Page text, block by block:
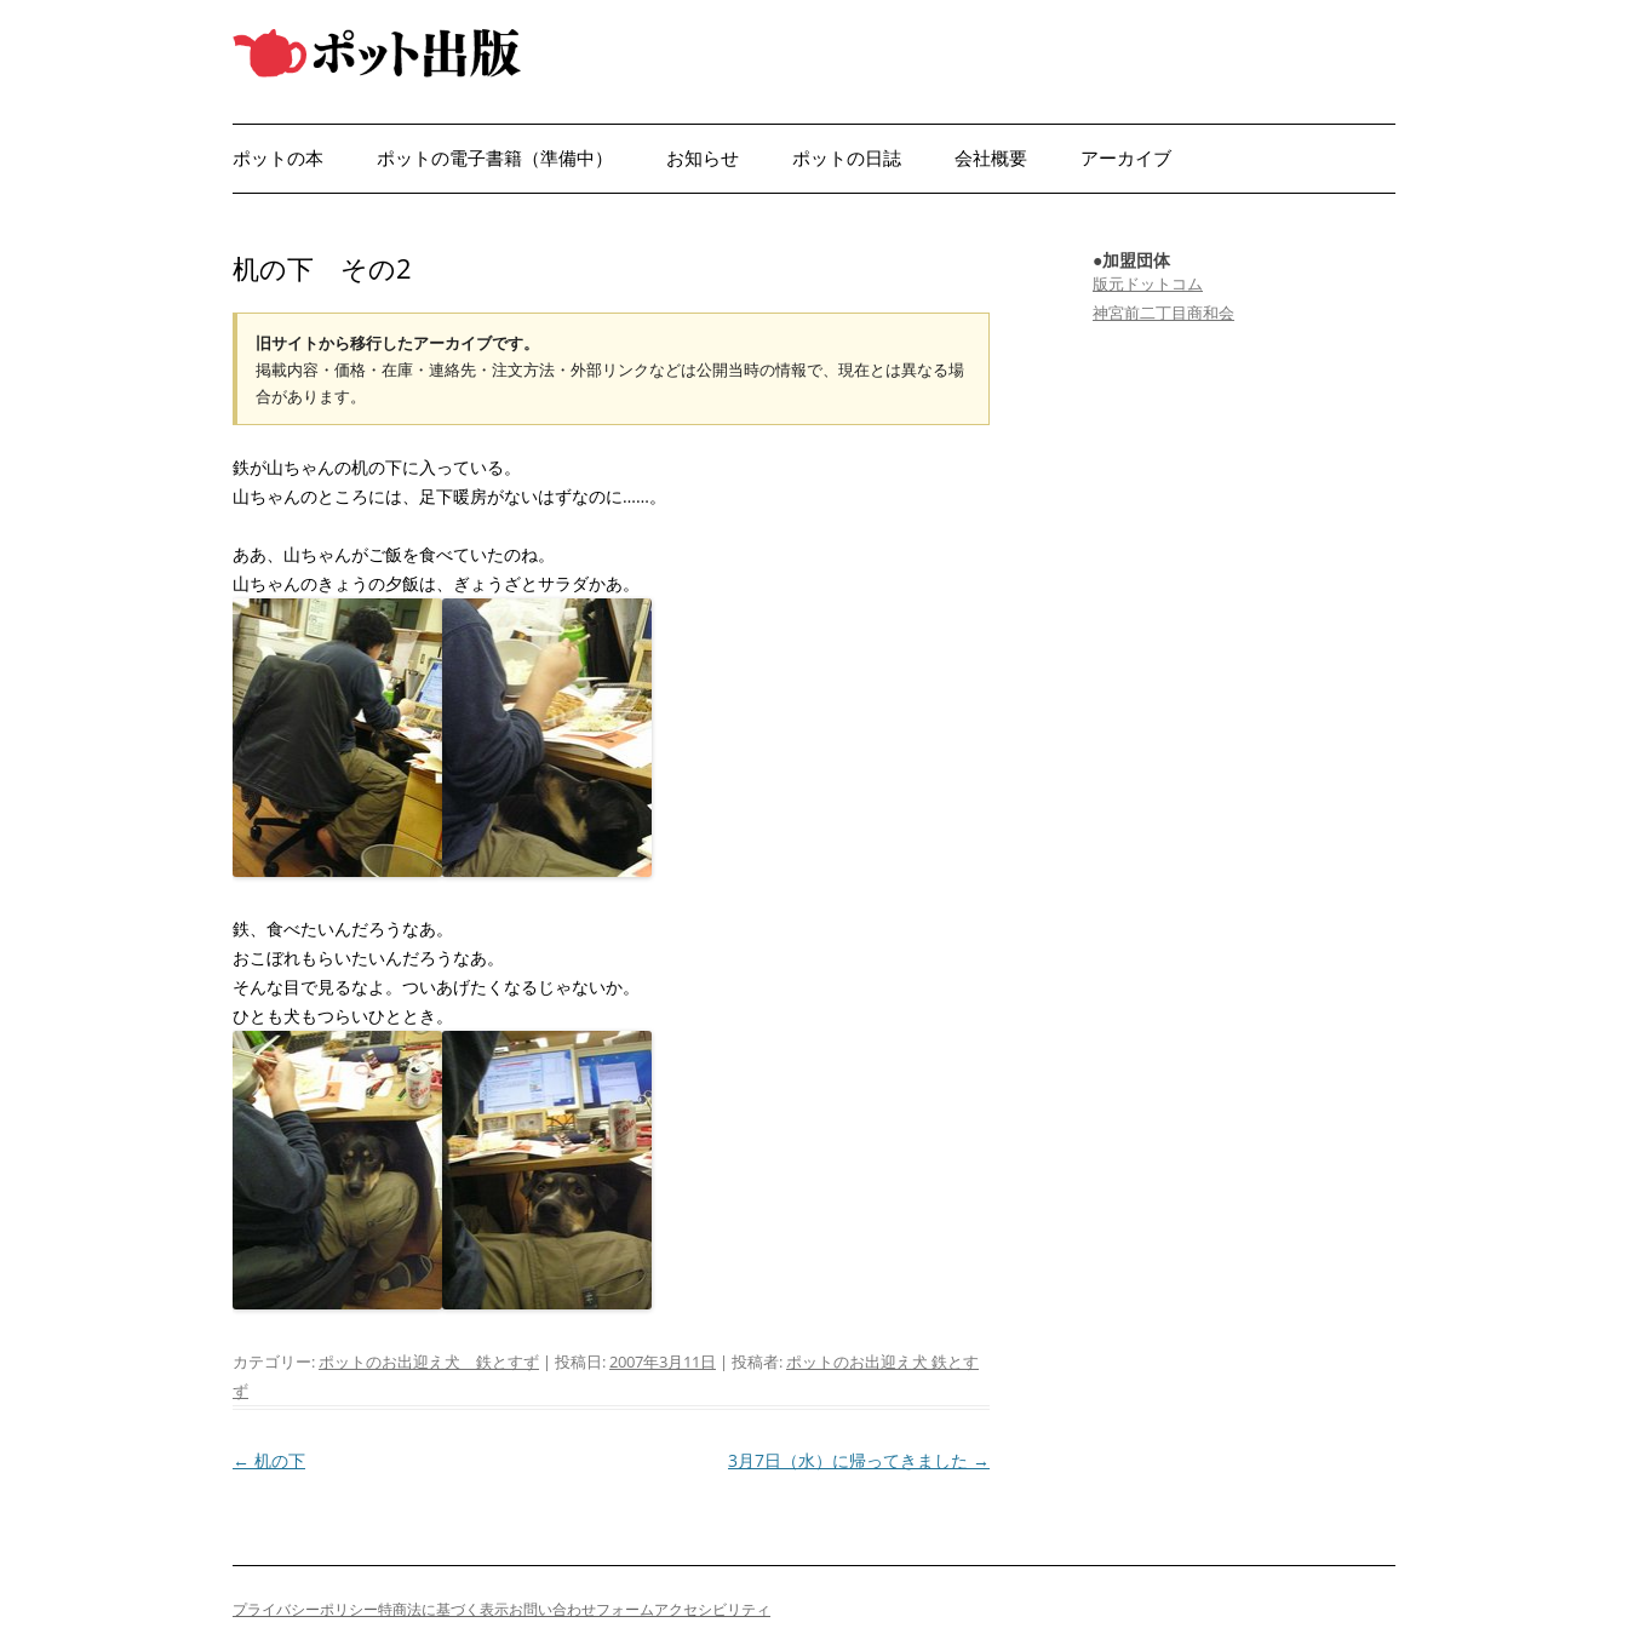
テ
キ
プ
ポットの本 ポットの電子書籍（準備中） お知らせ ポットの日誌 会社概要 アーカイブ
机の下 その2
旧サイトから移行したアーカイブです。
掲載内容・価格・在庫・連絡先・注文方法・外部リンクなどは公開当時の情報で、現在とは異なる場
合があります。
鉄が山ちゃんの机の下に入っている。
山ちゃんのところには、足下暖房がないはずなのに……。
ああ、山ちゃんがご飯を食べていたのね。
山ちゃんのきょうの夕飯は、ぎょうざとサラダかあ。
鉄、食べたいんだろうなあ。
おこぼれもらいたいんだろうなあ。
そんな目で見るなよ。ついあげたくなるじゃないか。
ひとも犬もつらいひととき。
カテゴリー: ポットのお出迎え犬 鉄とすず | 投稿日: 2007年3月11日 | 投稿者: ポットのお出迎え犬 鉄とす
ず
投
ビ
← 机の下 3月7日（水）に帰ってきました →
●加盟団体
版元ドットコム
神宮前二丁目商和会
プライバシーポリシー特商法に基づく表示お問い合わせフォームアクセシビリティ